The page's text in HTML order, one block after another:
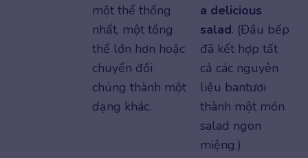
một thể thống
nhất, một tổng
thể lớn hơn hoặc
chuyển đổi
chúng thành một
dạng khác.
a delicious
salad. (Đầu bếp
đã kết hợp tất
cả các nguyên
liệu bantươi
thành một món
salad ngon
miệng.)